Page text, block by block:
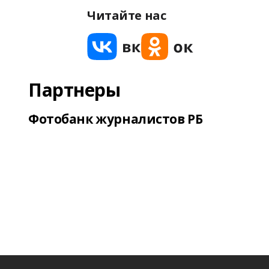
Читайте нас
Партнеры
Фотобанк журналистов РБ